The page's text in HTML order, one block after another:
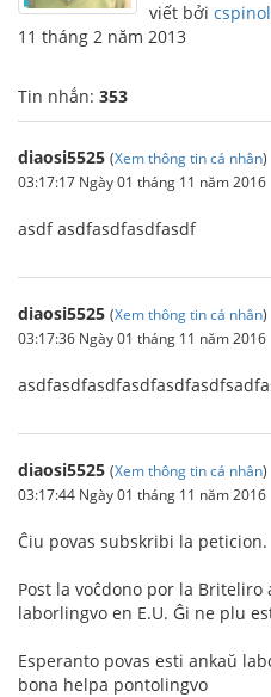
viết bởi
11 tháng 2 năm 2013
Tin nhắn: 353
diaosi5525 (Xem thông tin cá nhân)
03:17:17 Ngày 01 tháng 11 năm 2016
asdf asdfasdfasdfasdf
diaosi5525 (Xem thông tin cá nhân)
03:17:36 Ngày 01 tháng 11 năm 2016
diaosi5525 (Xem thông tin cá nhân)
03:17:44 Ngày 01 tháng 11 năm 2016
Ĉiu povas subskribi la peticion.
Post la voĉdono por la
laborlingvo en E.U. Ĝi ne plu
Esperanto povas esti ankaŭ
bona helpa pontolingvo